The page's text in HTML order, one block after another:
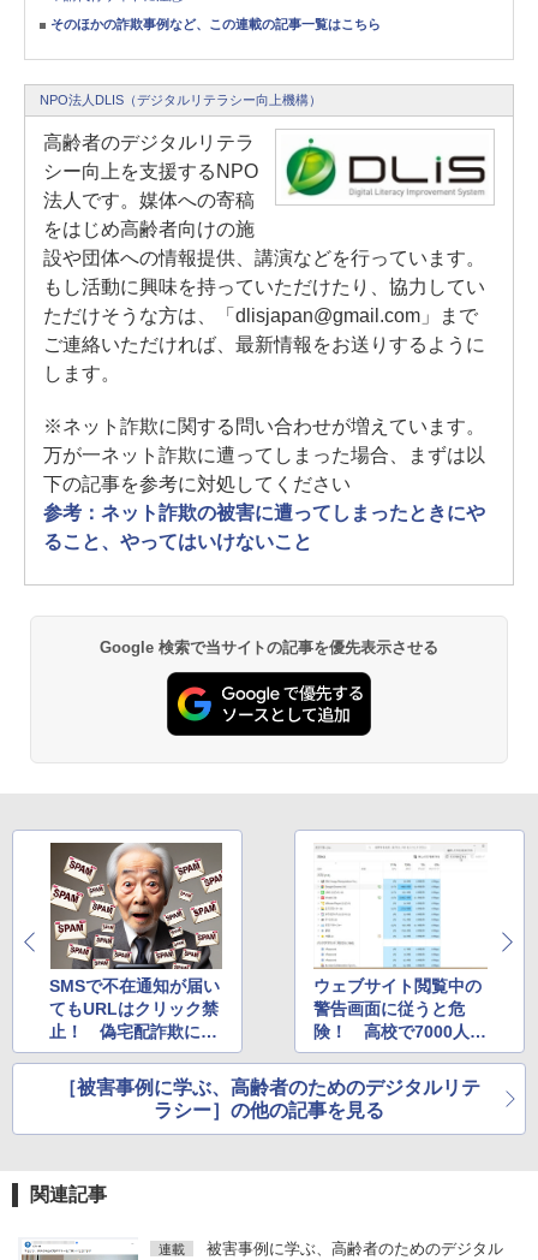
そのほかの詐欺事例など、この連載の記事一覧はこちら
NPO法人DLIS（デジタルリテラシー向上機構）
高齢者のデジタルリテラ
シー向上を支援するNPO
法人です。媒体への寄稿
をはじめ高齢者向けの施
設や団体への情報提供、講演などを行っています。
もし活動に興味を持っていただけたり、協力してい
ただけそうな方は、「dlisjapan@gmail.com」まで
ご連絡いただければ、最新情報をお送りするように
します。
※ネット詐欺に関する問い合わせが増えています。
万が一ネット詐欺に遭ってしまった場合、まずは以
下の記事を参考に対処してください
参考：ネット詐欺の被害に遭ってしまったときにや
ること、やってはいけないこと
Google 検索で当サイトの記事を優先表示させる
SMSで不在通知が届い
てもURLはクリック禁
止！ 偽宅配詐欺に要
注意
ウェブサイト閲覧中の
警告画面に従うと危
険！ 高校で7000人の
個人情報が流出した事
例も
［被害事例に学ぶ、高齢者のためのデジタルリテ
ラシー］の他の記事を見る
関連記事
連載
被害事例に学ぶ、高齢者のためのデジタル